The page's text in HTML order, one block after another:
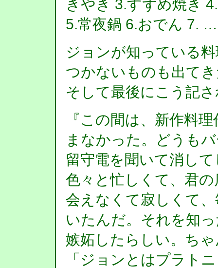
きやき 3.すずめ焼き
5.常夜鍋 6.おでん 7.
ジョンが知っている
つかないものも出て
そして最後にこう記
『この間は、新作料
まなかった。どうも
留守電を聞いて消し
色々と忙しくて、君
会えなくて寂しくて
いたんだ。それを知
嫉妬したらしい。ち
「ジョンとはプラト